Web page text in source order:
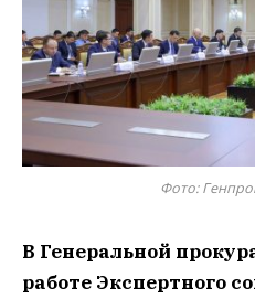
Фото:
В Генеральной
работе Экспертного